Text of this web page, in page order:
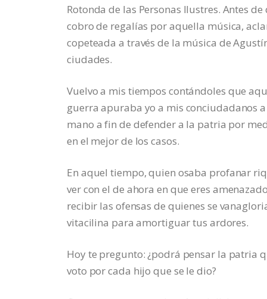
Rotonda de las Personas Ilustres. Antes
cobro de regalías por aquella música,
copeteada a través de la música de
ciudades.
Vuelvo a mis tiempos contándoles que
guerra apuraba yo a mis conciudadanos
mano a fin de defender a la patria por
en el mejor de los casos.
En aquel tiempo, quien osaba profanar
ver con el de ahora en que eres
recibir las ofensas de quienes se
vitacilina para amortiguar tus ardores.
Hoy te pregunto: ¿podrá pensar la patria
voto por cada hijo que se le dio?